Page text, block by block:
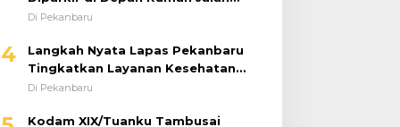
Tiung Raib Dicuri : Korban Minta
Di Pekanbaru
4
Langkah Nyata Lapas Pekanbaru
Tingkatkan Layanan Kesehatan
Melalui Program Prolanis
Di Pekanbaru
Kodam XIX/Tuanku Tambusai